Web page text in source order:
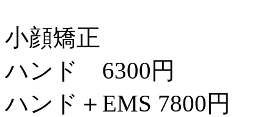
小顔矯正
ハンド 6300円
ハンド＋EMS 7800円